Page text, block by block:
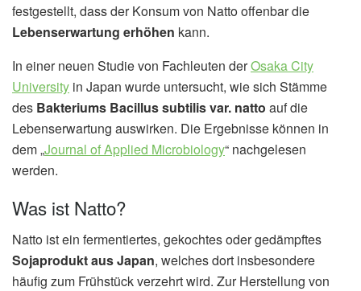
festgestellt, dass der Konsum von Natto offenbar die
Lebenserwartung erhöhen kann.
In einer neuen Studie von Fachleuten derOsaka City
University in Japan wurde untersucht, wie sich Stämme
des Bakteriums Bacillus subtilis var. natto auf die
Lebenserwartung auswirken. Die Ergebnisse können in
dem „Journal of Applied Microbiology“ nachgelesen
werden.
Was ist Natto?
Natto ist ein fermentiertes, gekochtes oder gedämpftes
Sojaprodukt aus Japan, welches dort insbesondere
häufig zum Frühstück verzehrt wird. Zur Herstellung von